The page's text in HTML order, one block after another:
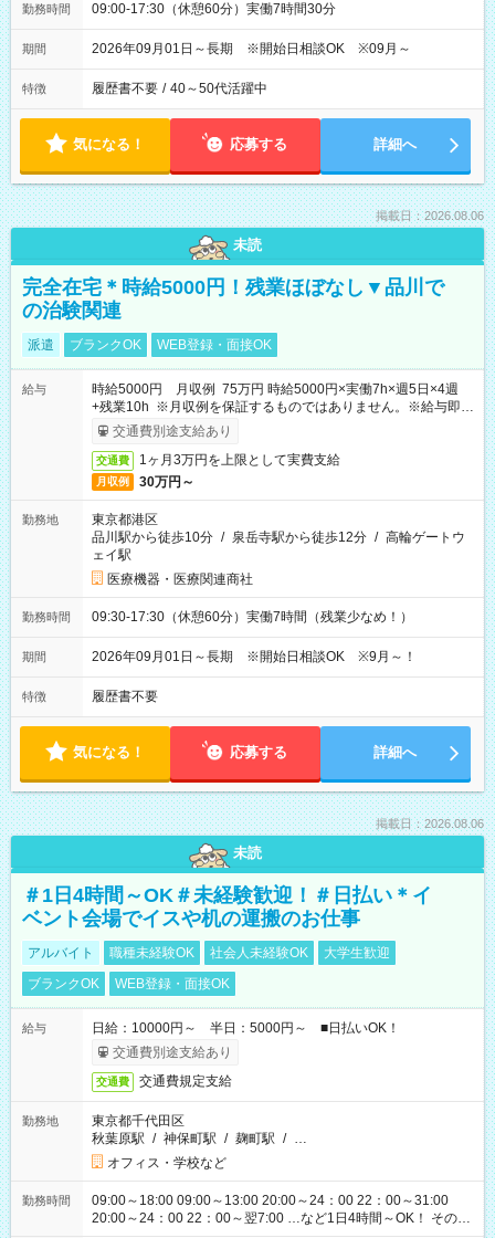
勤務時間 09:00-17:30（休憩60分）実働7時間30分
期間 2026年09月01日～長期 ※開始日相談OK ※09月～
特徴 履歴書不要 / 40～50代活躍中
気になる！ 応募する 詳細へ
掲載日：2026.08.06
未読
完全在宅＊時給5000円！残業ほぼなし▼品川で
の治験関連
派遣 ブランクOK WEB登録・面接OK
給与
時給5000円 月収例 75万円 時給5000円×実働7h×週5日×4週
+残業10h ※月収例を保証するものではありません。※給与即受
取りサービス利用可（利用条件有）
交通費別途支給あり
交通費 1ヶ月3万円を上限として実費支給
月収例 30万円～
勤務地
東京都港区
品川駅から徒歩10分 / 泉岳寺駅から徒歩12分 / 高輪ゲートウ
ェイ駅
医療機器・医療関連商社
勤務時間 09:30-17:30（休憩60分）実働7時間（残業少なめ！）
期間 2026年09月01日～長期 ※開始日相談OK ※9月～！
特徴 履歴書不要
気になる！ 応募する 詳細へ
掲載日：2026.08.06
未読
＃1日4時間～OK＃未経験歓迎！＃日払い＊イ
ベント会場でイスや机の運搬のお仕事
アルバイト 職種未経験OK 社会人未経験OK
大学生歓迎
ブランクOK
WEB登録・面接OK
給与
日給：10000円～ 半日：5000円～ ■日払いOK！
交通費別途支給あり
交通費 交通費規定支給
勤務地
東京都千代田区
秋葉原駅 / 神保町駅 / 麹町駅 / …
オフィス・学校など
勤務時間
09:00～18:00 09:00～13:00 20:00～24：00 22：00～31:00
20:00～24：00 22：00～翌7:00 …など1日4時間～OK！ その他